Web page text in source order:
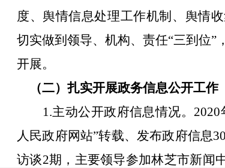
度、舆情信息处理工作机制、舆情
切实做到领导、机构、责任“三到位”
开展。
（二）扎实开展政务信息公开工作
1.主动公开政府信息情况。2020
人民政府网站”转载、发布政府信息
访谈2期，主要领导参加林芝市新闻